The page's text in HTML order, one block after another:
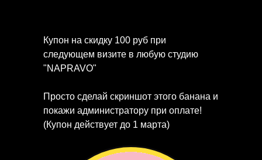
Купон на скидку 100 руб при
следующем визите в любую студию
"NAPRAVO"
Просто сделай скриншот этого банана и
покажи администратору при оплате!
(Купон действует до 1 марта)